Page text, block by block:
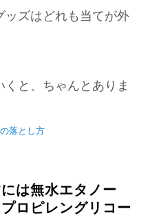
ズはどれも当てが外
と、ちゃんとありま
落とし方
は無水エタノー
ロピレングリコー